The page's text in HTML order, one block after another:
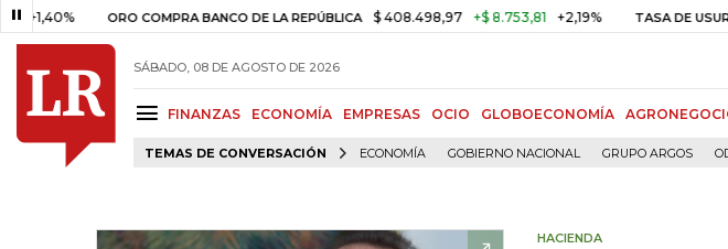
ORO COMPRA BANCO DE LA REPÚBLICA $ 408.498,97 +$ 8.753,81 +2,19% TASA DE USURA
SÁBADO, 08 DE AGOSTO DE 2026
FINANZAS ECONOMÍA EMPRESAS OCIO GLOBOECONOMÍA
TEMAS DE CONVERSACIÓN ECONOMÍA GOBIERNO NACIONAL GRUPO ARGOS
HACIENDA